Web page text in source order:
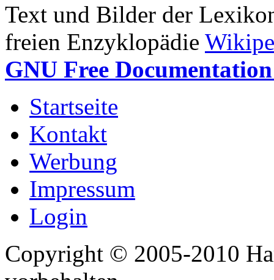
Text und Bilder der
freien Enzyklopädie
GNU Free
Startseite
Kontakt
Werbung
Impressum
Login
Copyright © 2005-2010